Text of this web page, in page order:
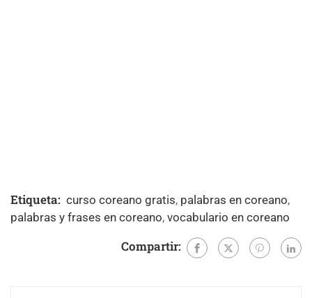
Etiqueta: curso coreano gratis, palabras en coreano,
palabras y frases en coreano, vocabulario en coreano
Compartir: